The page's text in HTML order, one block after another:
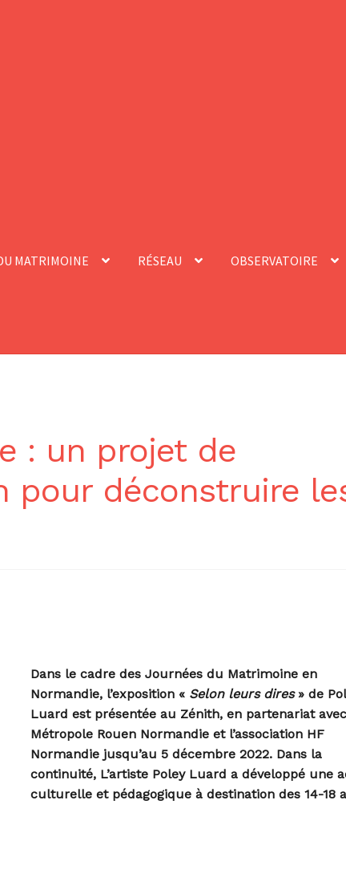
MATRIMOINE RÉSEAU OBSERVATOIRE
: un projet de
pour déconstruire
Dans le cadre des Journées du Matrimoine en
Normandie, l’exposition « Selon leurs dires» de
Luard est présentée au Zénith, en partenariat
Métropole Rouen Normandie et l’association HF
Normandie jusqu’au 5 décembre 2022. Dans la
continuité, L’artiste Poley Luard a développé une
culturelle et pédagogique à destination des 14-18